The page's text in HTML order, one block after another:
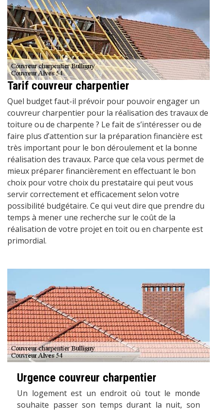
Tarif couvreur charpentier
Quel budget faut-il prévoir pour pouvoir engager un
couvreur charpentier pour la réalisation des travaux de
toiture ou de charpente ? Le fait de s’intéresser ou de
faire plus d’attention sur la préparation financière est
très important pour le bon déroulement et la bonne
réalisation des travaux. Parce que cela vous permet de
mieux préparer financièrement en effectuant le bon
choix pour votre choix du prestataire qui peut vous
servir correctement et efficacement selon votre
possibilité budgétaire. Ce qui veut dire que prendre du
temps à mener une recherche sur le coût de la
réalisation de votre projet en toit ou en charpente est
primordial.
Urgence couvreur charpentier
Un logement est un endroit où tout le monde
souhaite passer son temps durant la nuit, son